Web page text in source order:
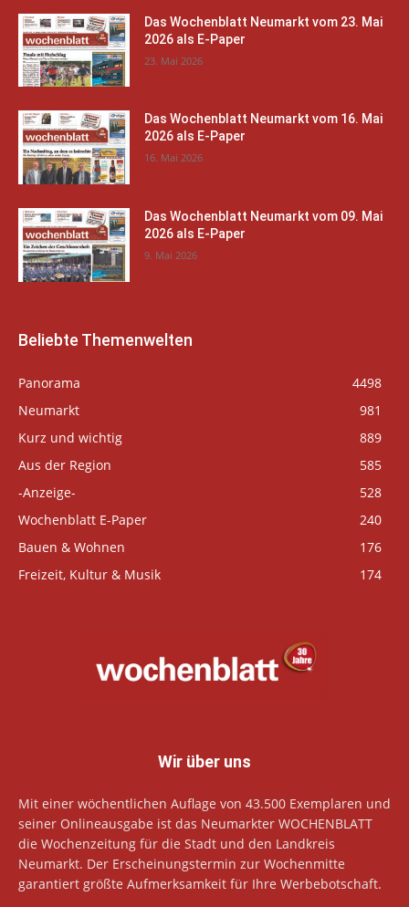
Das Wochenblatt Neumarkt vom 23. Mai
2026 als E-Paper
23. Mai 2026
Das Wochenblatt Neumarkt vom 16. Mai
2026 als E-Paper
16. Mai 2026
Das Wochenblatt Neumarkt vom 09. Mai
2026 als E-Paper
9. Mai 2026
Beliebte Themenwelten
Panorama
4498
Neumarkt
981
Kurz und wichtig
889
Aus der Region
585
-Anzeige-
528
Wochenblatt E-Paper
240
Bauen & Wohnen
176
Freizeit, Kultur & Musik
174
Wir über uns
Mit einer wöchentlichen Auflage von 43.500 Exemplaren und
seiner Onlineausgabe ist das Neumarkter WOCHENBLATT
die Wochenzeitung für die Stadt und den Landkreis
Neumarkt. Der Erscheinungstermin zur Wochenmitte
garantiert größte Aufmerksamkeit für Ihre Werbebotschaft.